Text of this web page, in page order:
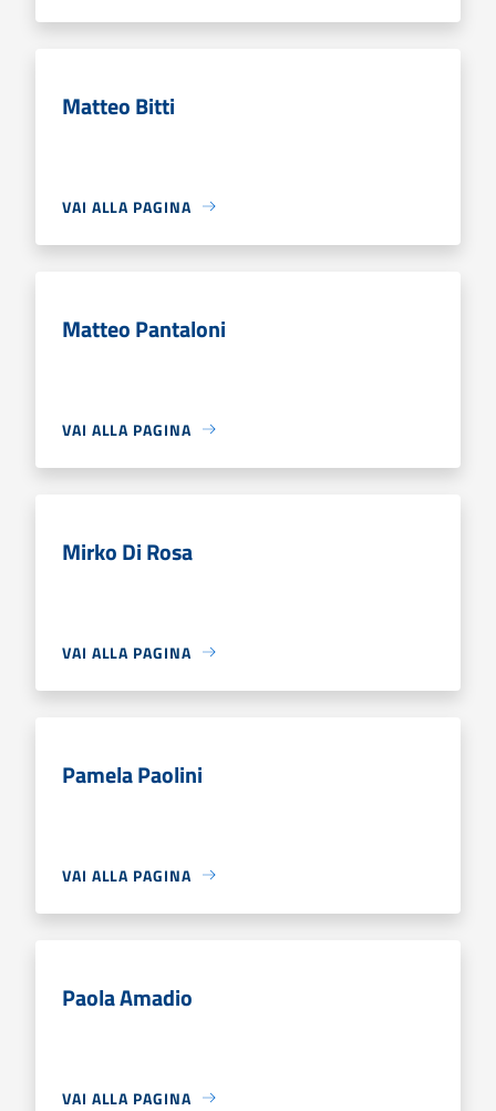
Matteo Bitti
VAI ALLA PAGINA
Matteo Pantaloni
VAI ALLA PAGINA
Mirko Di Rosa
VAI ALLA PAGINA
Pamela Paolini
VAI ALLA PAGINA
Paola Amadio
VAI ALLA PAGINA